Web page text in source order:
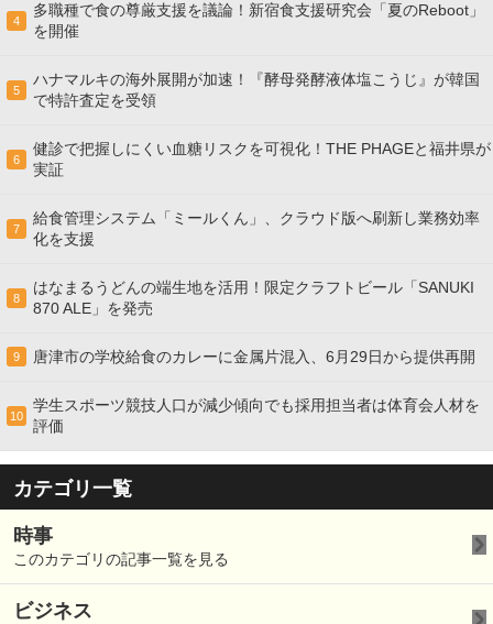
4
多職種で食の尊厳支援を議論！新宿食支援研究会「夏のReboot」
を開催
5
ハナマルキの海外展開が加速！『酵母発酵液体塩こうじ』が韓国
で特許査定を受領
6
健診で把握しにくい血糖リスクを可視化！THE PHAGEと福井県が
実証
7
給食管理システム「ミールくん」、クラウド版へ刷新し業務効率
化を支援
8
はなまるうどんの端生地を活用！限定クラフトビール「SANUKI
870 ALE」を発売
9 唐津市の学校給食のカレーに金属片混入、6月29日から提供再開
10
学生スポーツ競技人口が減少傾向でも採用担当者は体育会人材を
評価
カテゴリ一覧
時事
このカテゴリの記事一覧を見る
ビジネス